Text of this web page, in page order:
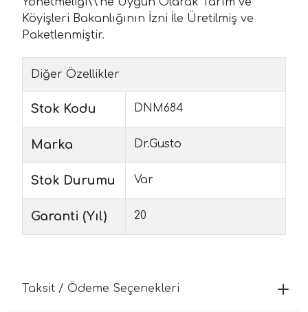
Köyişleri Bakanlığının İzni İle Üretilmiş ve
Paketlenmiştir.
Diğer Özellikler
Stok Kodu DNM684
Marka Dr.Gusto
Stok Durumu Var
Garanti (Yıl) 20
Taksit / Ödeme Seçenekleri